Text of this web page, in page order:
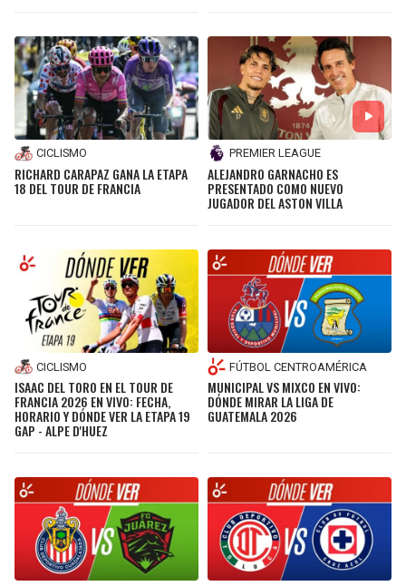
JAGUARS
TITANS
COWBOYS
GIANTS
COMMANDERS
CARDINALS
RAMS
49ERS
BEARS
LIONS
WIZARDS
WARRIORS
CLIPPERS
LAKERS
KINGS
MAVERICKS
ROCKETS
GRIZZLIES
SPURS
NUGGETS
CICLISMO
RICHARD CARAPAZ GANA LA ETAPA
18 DEL TOUR DE FRANCIA
PREMIER LEAGUE
ALEJANDRO GARNACHO ES
PRESENTADO COMO NUEVO
JUGADOR DEL ASTON VILLA
CICLISMO
ISAAC DEL TORO EN EL TOUR DE
FRANCIA 2026 EN VIVO: FECHA,
HORARIO Y DÓNDE VER LA ETAPA 19
GAP - ALPE D'HUEZ
FÚTBOL CENTROAMÉRICA
MUNICIPAL VS MIXCO EN VIVO:
DÓNDE MIRAR LA LIGA DE
GUATEMALA 2026